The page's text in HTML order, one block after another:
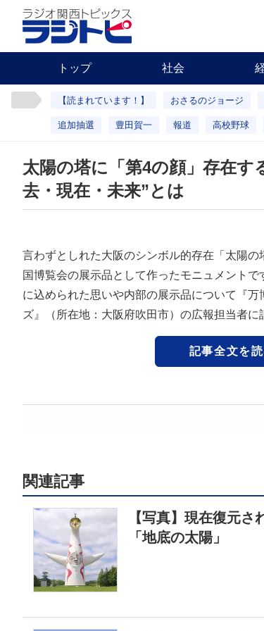
トップ 社会
【読まれています！】 おさるのジョージ
追加抽選 豊田賀一 報道 高校野球
太陽の塔に「第4の顔」存在
去・現在・未来”とは
言わずとしれた大阪のシンボル的存在「太陽
国博覧会の展示品として作ったモニュメントで
に込められた思いや内部の展示品について『
ズ』（所在地：大阪府吹田市）の広報担当者に
記事全文を
関連記事
【写真】現在復元さ
「地底の太陽」